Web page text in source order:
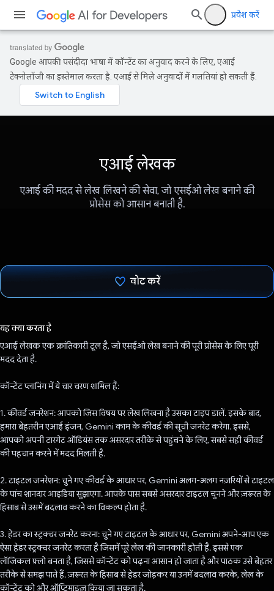
प्रवेश करें
Google आपकी पसंदीदा भाषा में कॉन्टेंट का अनुवाद करने के लिए, एआई
टेक्नोलॉजी का इस्तेमाल करता है. एआई से मिले अनुवादों में गलतियां हो सकती हैं.
एआई लेखक
एआई की मदद से लेख लिखने की सेवा, जो एसईओ लेख बनाने की
प्रोसेस को आसान बनाती है.
वोट करें
यह क्या करता है
एआई लेखक एक क्रांतिकारी टूल है, जो एसईओ लेख बनाने की पूरी प्रोसेस के लिए पूरी
मदद देता है.
कॉन्टेंट प्लानिंग में ये चार चरण शामिल हैं:
1. कीवर्ड जनरेशन: आपको जिस विषय पर लेख लिखना है उसका टाइप डालें. इसके बाद,
हमारा बेहतरीन एआई इंजन, Gemini काम के कीवर्ड की सूची जनरेट करेगा. इससे,
आपको अपनी टारगेट ऑडियंस तक असरदार तरीके से पहुंचने के लिए, सबसे सही कीवर्ड
की पहचान करने में मदद मिलती है.
2. टाइटल जनरेशन: चुने गए कीवर्ड के आधार पर, Gemini अलग-अलग नज़रियों से टाइटल
के पांच शानदार आइडिया सुझाएगा. आपके पास सबसे असरदार टाइटल चुनने और ज़रूरत के
हिसाब से उसमें बदलाव करने का विकल्प होता है.
3. हेडर का स्ट्रक्चर जनरेट करना: चुने गए टाइटल के आधार पर, Gemini अपने-आप एक
ऐसा हेडर स्ट्रक्चर जनरेट करता है जिसमें पूरे लेख की जानकारी होती है. इससे एक
लॉजिकल फ़्लो बनता है, जिससे कॉन्टेंट को पढ़ना आसान हो जाता है और पाठक उसे बेहतर
तरीके से समझ पाते हैं. ज़रूरत के हिसाब से हेडर जोड़कर या उनमें बदलाव करके, लेख के
कॉन्टेंट को और ऑप्टिमाइज़ किया जा सकता है.